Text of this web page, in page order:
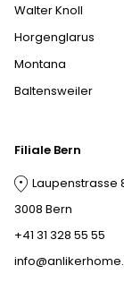
Walter Knoll
Horgenglarus
Montana
Baltensweiler
Filiale Bern
Laupenstrasse
3008 Bern
+41 31 328 55 55